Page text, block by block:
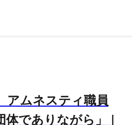
アムネスティ職員
体でありながら」 |